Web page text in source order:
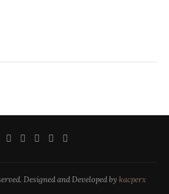
Designed and Developed by kacperx